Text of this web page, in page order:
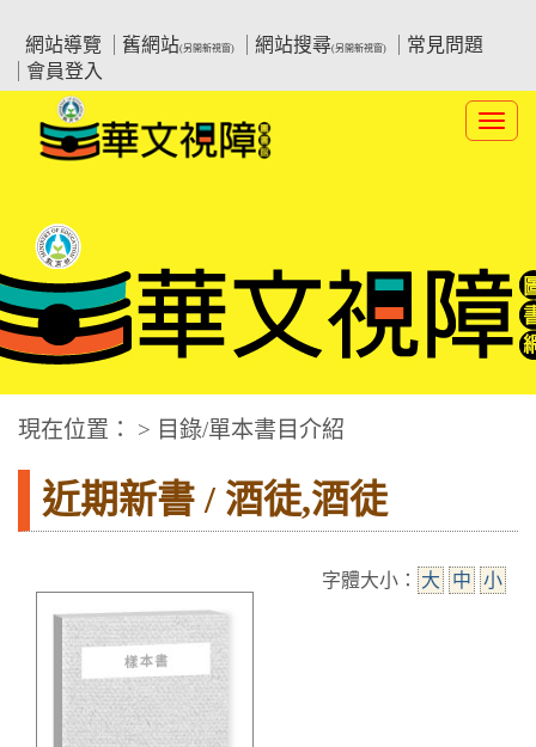
要
網站導覽
舊網站(另開新視窗) 網站搜尋(另開新視窗)
常見問題
會員登入
:::中央區塊
華文視障電子圖書網
現在位置： > 目錄/單本書目介紹
近期新書 / 酒徒,酒徒
字體大小： 大 中 小